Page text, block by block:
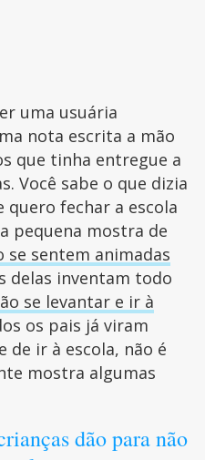
uma usuária
nota escrita a mão
que tinha entregue a
Você sabe o que dizia
quero fechar a escola
pequena mostra de
se sentem animadas
delas inventam todo
se levantar e ir à
os pais já viram
de ir à escola, não é
mostra algumas
dão para não